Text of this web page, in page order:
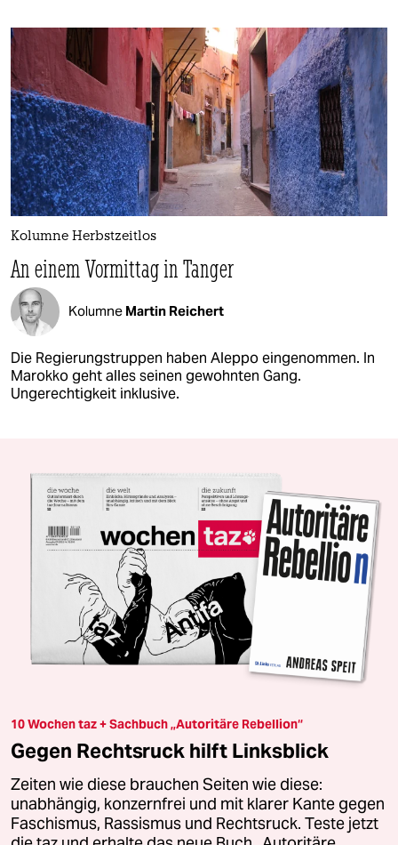
Kolumne Herbstzeitlos
An einem Vormittag in Tanger
Kolumne Martin Reichert
Die Regierungstruppen haben Aleppo eingenommen. In
Marokko geht alles seinen gewohnten Gang.
Ungerechtigkeit inklusive.
10 Wochen taz + Sachbuch „Autoritäre Rebellion“
Gegen Rechtsruck hilft Linksblick
Zeiten wie diese brauchen Seiten wie diese:
unabhängig, konzernfrei und mit klarer Kante gegen
Faschismus, Rassismus und Rechtsruck. Teste jetzt